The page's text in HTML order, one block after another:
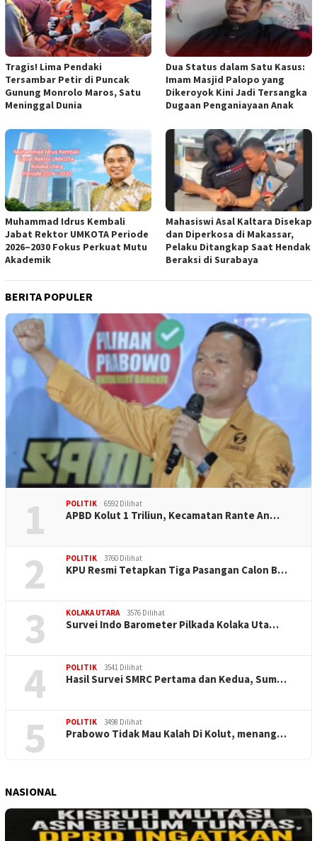
Tragis! Lima Pendaki
Tersambar Petir di Puncak
Gunung Monrolo Maros, Satu
Meninggal Dunia
Dua Status dalam Satu Kasus:
Imam Masjid Palopo yang
Dikeroyok Kini Jadi Tersangka
Dugaan Penganiayaan Anak
Muhammad Idrus Kembali
Jabat Rektor UMKOTA Periode
2026–2030 Fokus Perkuat Mutu
Akademik
Mahasiswi Asal Kaltara Disekap
dan Diperkosa di Makassar,
Pelaku Ditangkap Saat Hendak
Beraksi di Surabaya
BERITA POPULER
1 POLITIK 6592 Dilihat
APBD Kolut 1 Triliun, Kecamatan Rante An…
2 POLITIK 3760 Dilihat
KPU Resmi Tetapkan Tiga Pasangan Calon B…
3 KOLAKA UTARA 3576 Dilihat
Survei Indo Barometer Pilkada Kolaka Uta…
4 POLITIK 3541 Dilihat
Hasil Survei SMRC Pertama dan Kedua, Sum…
5 POLITIK 3498 Dilihat
Prabowo Tidak Mau Kalah Di Kolut, menang…
NASIONAL